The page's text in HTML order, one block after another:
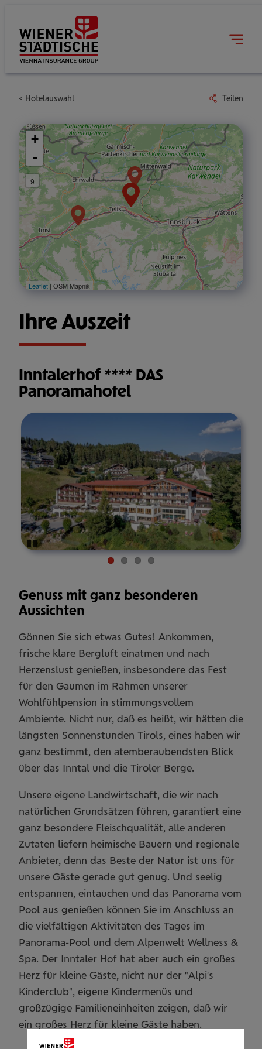
Hotelauswahl Teilen
+
-
9
Leaflet| OSM Mapnik
Ihre Auszeit
Inntalerhof **** DAS
Panoramahotel
Genuss mit ganz besonderen
Aussichten
Gönnen Sie sich etwas Gutes! Ankommen,
frische klare Bergluft einatmen und nach
Herzenslust genießen, insbesondere das Fest
für den Gaumen im Rahmen unserer
Wohlfühlpension in stimmungsvollem
Ambiente. Nicht nur, daß es heißt, wir hätten die
längsten Sonnenstunden Tirols, eines haben wir
ganz bestimmt, den atemberaubendsten Blick
über das Inntal und die Tiroler Berge.
Unsere eigene Landwirtschaft, die wir nach
natürlichen Grundsätzen führen, garantiert eine
ganz besondere Fleischqualität, alle anderen
Zutaten liefern heimische Bauern und regionale
Anbieter, denn das Beste der Natur ist uns für
unsere Gäste gerade gut genug. Und seelig
entspannen, eintauchen und das Panorama vom
Pool aus genießen können Sie im Anschluss an
die vielfältigen Aktivitäten des Tages im
Panorama-Pool und dem Alpenwelt Wellness &
Spa. Der Inntaler Hof hat aber auch ein großes
Herz für kleine Gäste, nicht nur der "Alpi's
Kinderclub", eigene Kindermenüs und
großzügige Familieneinheiten zeigen, daß wir
ein großes Herz für kleine Gäste haben.